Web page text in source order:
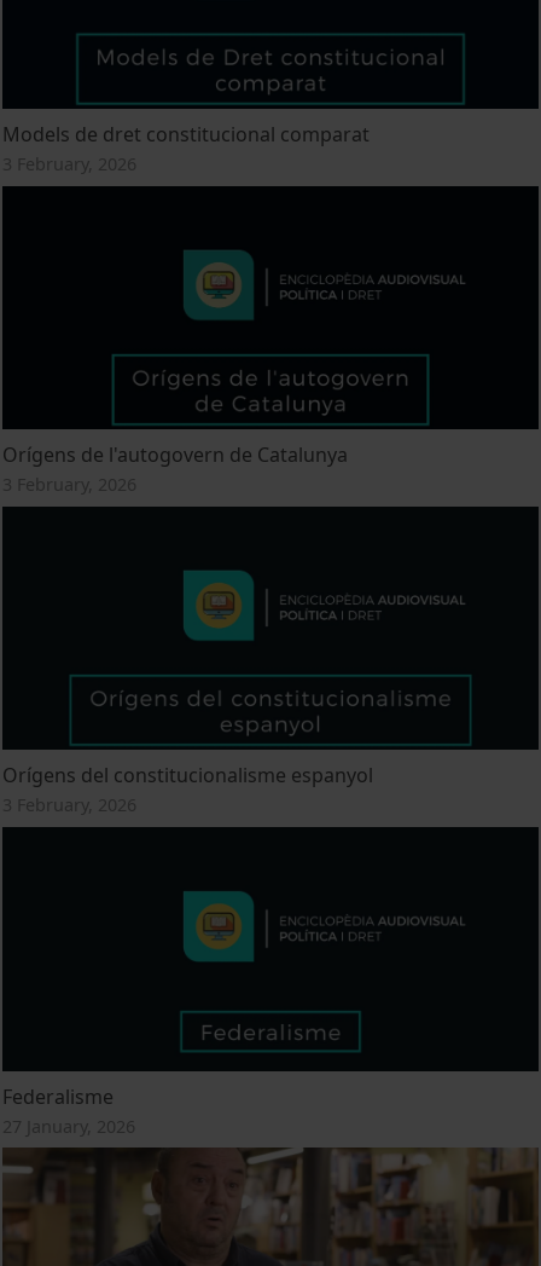
Models de dret constitucional comparat
3 February, 2026
Orígens de l'autogovern de Catalunya
3 February, 2026
Orígens del constitucionalisme espanyol
3 February, 2026
Federalisme
27 January, 2026